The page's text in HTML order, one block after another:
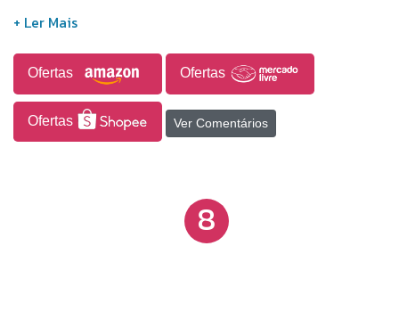
Ofertas Ofertas
Ofertas Ver Comentários
8